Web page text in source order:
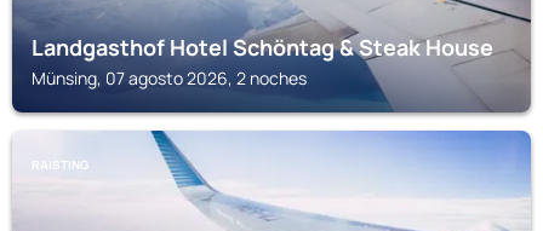
Landgasthof Hotel Schöntag & Steak House
Münsing, 07 agosto 2026, 2 noches
RAISTING